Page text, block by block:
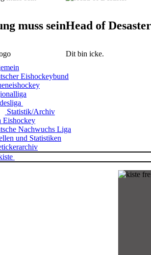
muss seinHead of Desaster
Dit bin icke.
Eishockeybund
Statistik/Archiv
Eishockey
Nachwuchs Liga
und Statistiken